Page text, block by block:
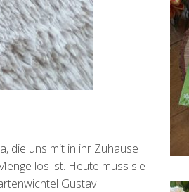
die uns mit in ihr Zuhause
los ist. Heute muss sie
Gustav